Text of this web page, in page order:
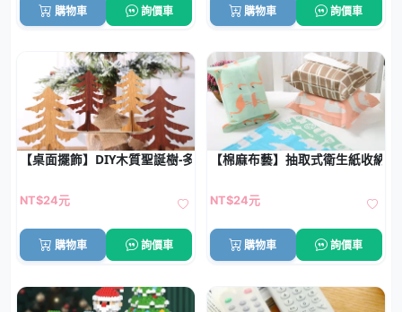
購物車 詢價車 購物車 詢價車
【桌面擺飾】DIY木質聖誕樹-多尺寸節慶裝飾
NT$24元
購物車 詢價車
【棉麻布藝】抽取式衛生紙收納
NT$24元
購物車 詢價車